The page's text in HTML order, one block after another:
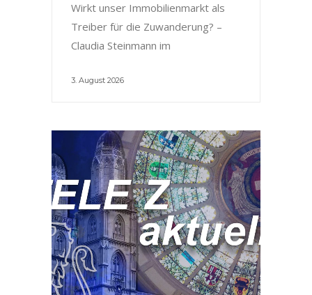
Wirkt unser Immobilienmarkt als
Treiber für die Zuwanderung? –
Claudia Steinmann im
3. August 2026